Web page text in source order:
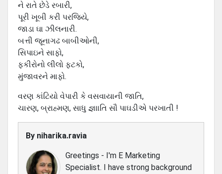
ને રાતે છેડે રબારી,
પૂરી ખૂબી કરી પરજિયે,
જાડા ઘા ઝીલનારી.
બત્તી જૂનાગઢ બાબીઓની,
સિપાઇને સાફો,
ફકીરોનો લીલો ફટકો,
મુંજાવરને માફો.
વરણ કાંટિયો વેપારી કે વસવાયાની જાતિ,
ચારણ, બ્રાહ્મણ, સાધુ જ્ઞાાતિ સૌ પાઘડીએ પરખાતી !
By niharika.ravia
Greetings - I'm E Marketing
Specialist. I have strong background